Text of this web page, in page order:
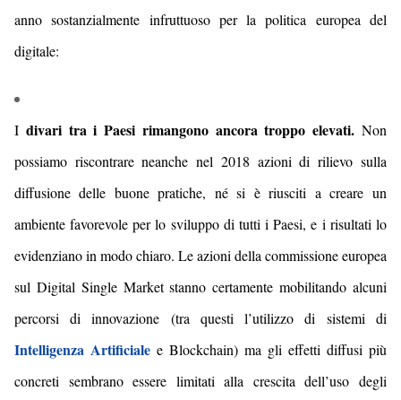
anno sostanzialmente infruttuoso per la politica europea del
digitale:
I divari tra i Paesi rimangono ancora troppo elevati. Non
possiamo riscontrare neanche nel 2018 azioni di rilievo sulla
diffusione delle buone pratiche, né si è riusciti a creare un
ambiente favorevole per lo sviluppo di tutti i Paesi, e i risultati lo
evidenziano in modo chiaro. Le azioni della commissione europea
sul Digital Single Marketstanno certamente mobilitando alcuni
percorsi di innovazione (tra questi l’utilizzo di sistemi di
Intelligenza Artificiale eBlockchain) ma gli effetti diffusi più
concreti sembrano essere limitati alla crescita dell’uso degli